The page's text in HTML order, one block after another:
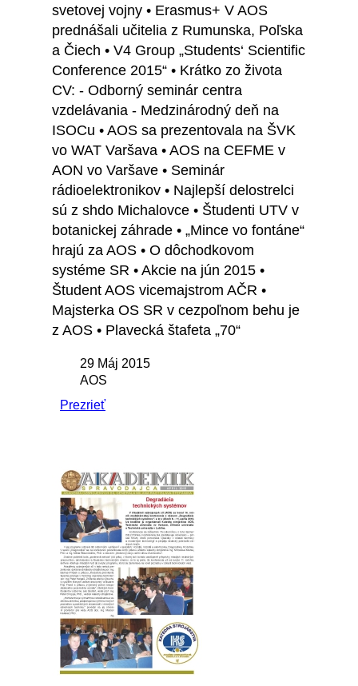
svetovej vojny • Erasmus+ V AOS
prednášali učitelia z Rumunska, Poľska
a Čiech • V4 Group „Students‘ Scientific
Conference 2015“ • Krátko zo života
CV: - Odborný seminár centra
vzdelávania - Medzinárodný deň na
ISOCu • AOS sa prezentovala na ŠVK
vo WAT Varšava • AOS na CEFME v
AON vo Varšave • Seminár
rádioelektronikov • Najlepší delostrelci
sú z shdo Michalovce • Študenti UTV v
botanickej záhrade • „Mince vo fontáne“
hrajú za AOS • O dôchodkovom
systéme SR • Akcie na jún 2015 •
Študent AOS vicemajstrom AČR •
Majsterka OS SR v cezpoľnom behu je
z AOS • Plavecká štafeta „70“
29 Máj 2015
AOS
Prezrieť